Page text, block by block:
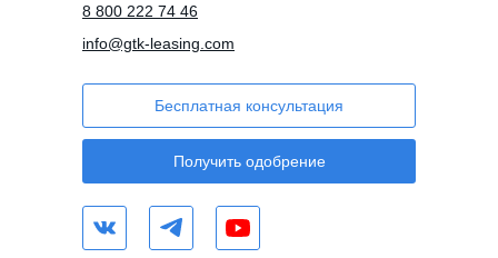
info@gtk-leasing.com
Бесплатная консультация
Получить одобрение
8 800 222 74 46